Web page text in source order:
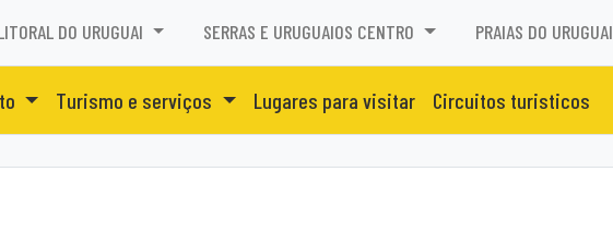
DO URUGUAI SERRAS E URUGUAIOS CENTRO PRAIAS DO URUGUAI
Turismo e serviços Lugares para visitar Circuitos turisticos